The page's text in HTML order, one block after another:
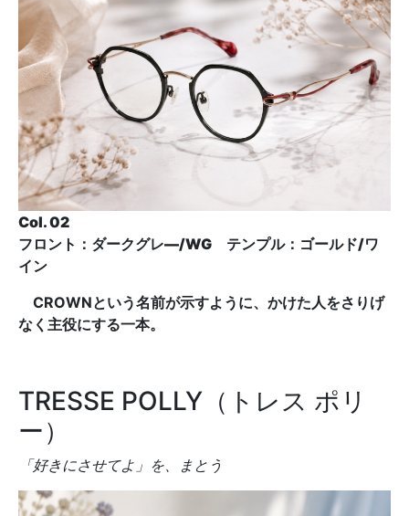
Col. 02
フロント：ダークグレ―/WG テンプル：ゴールド/ワ
イン
CROWNという名前が示すように、かけた人をさりげ
なく主役にする一本。
TRESSE POLLY（トレス ポリ
ー）
「好きにさせてよ」を、まとう